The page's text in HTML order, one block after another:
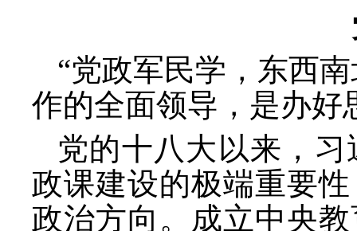
“党政军民学，东西
作的全面领导，是办好
党的十八大以来，
政课建设的极端重要
政治方向。成立中央